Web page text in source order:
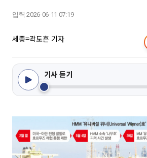
입력 2026-06-11 07:19
세종=곽도흔 기자
기사 듣기